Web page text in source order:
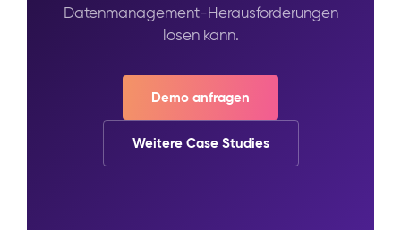
Datenmanagement-Herausforderungen
lösen kann.
Demo anfragen
Weitere Case Studies